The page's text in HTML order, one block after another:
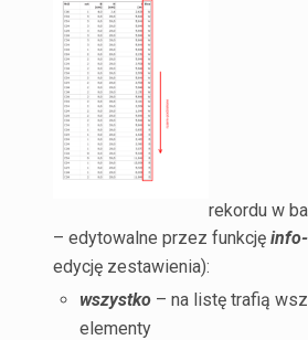
rekordu w
– edytowalne przez funkcję
edycję zestawienia):
wszystko – na listę trafią
elementy